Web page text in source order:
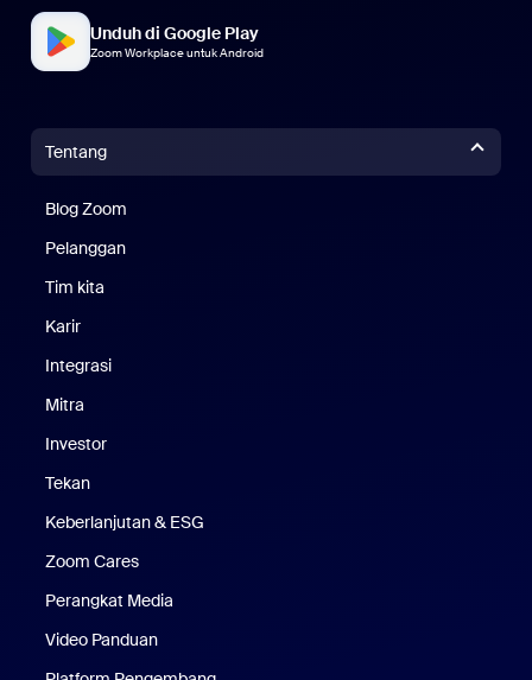
Unduh di Google Play
Zoom Workplace untuk Android
Tentang
Blog Zoom
Pelanggan
Tim kita
Karir
Integrasi
Mitra
Investor
Tekan
Keberlanjutan & ESG
Zoom Cares
Perangkat Media
Video Panduan